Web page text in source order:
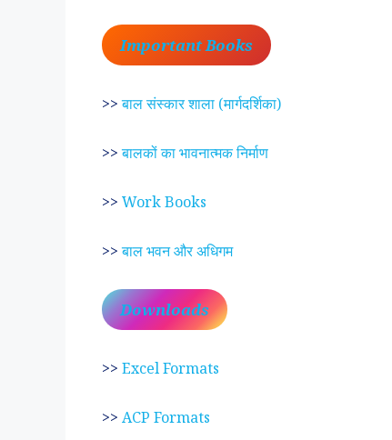
Important Books
>>बाल संस्कार शाला (मार्गदर्शिका)
>>बालकों का भावनात्मक निर्माण
>> Work Books
>>बाल भवन और अधिगम
Downloads
>> Excel Formats
>> ACP Formats